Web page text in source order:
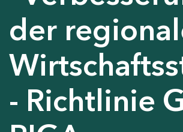
der
- Richtlinie